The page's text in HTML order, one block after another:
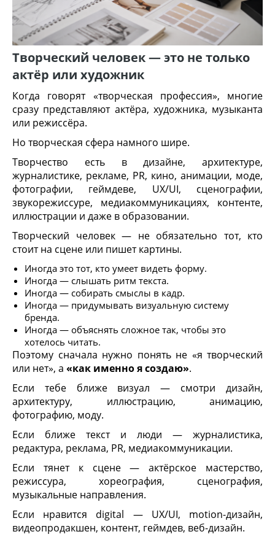
Творческий человек — это не только
актёр или художник
Когда говорят «творческая профессия», многие
сразу представляют актёра, художника, музыканта
или режиссёра.
Но творческая сфера намного шире.
Творчество есть в дизайне, архитектуре,
журналистике, рекламе, PR, кино, анимации, моде,
фотографии, геймдеве, UX/UI, сценографии,
звукорежиссуре, медиакоммуникациях, контенте,
иллюстрации и даже в образовании.
Творческий человек — не обязательно тот, кто
стоит на сцене или пишет картины.
Иногда это тот, кто умеет видеть форму.
Иногда — слышать ритм текста.
Иногда — собирать смыслы в кадр.
Иногда — придумывать визуальную систему
бренда.
Иногда — объяснять сложное так, чтобы это
хотелось читать.
Поэтому сначала нужно понять не «я творческий
или нет», а «как именно я создаю».
Если тебе ближе визуал — смотри дизайн,
архитектуру, иллюстрацию, анимацию,
фотографию, моду.
Если ближе текст и люди — журналистика,
редактура, реклама, PR, медиакоммуникации.
Если тянет к сцене — актёрское мастерство,
режиссура, хореография, сценография,
музыкальные направления.
Если нравится digital — UX/UI, motion-дизайн,
видеопродакшен, контент, геймдев, веб-дизайн.